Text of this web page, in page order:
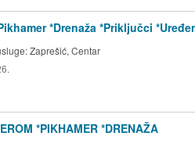
*Drenaža *Priključci
Zaprešić, Centar
*PIKHAMER *DRENAŽA